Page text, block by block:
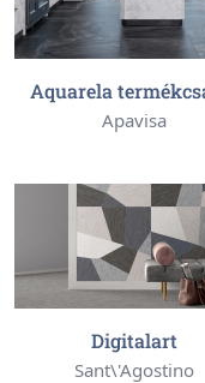
Aquarela
Apavisa
Digitalart
Sant\'Agostino